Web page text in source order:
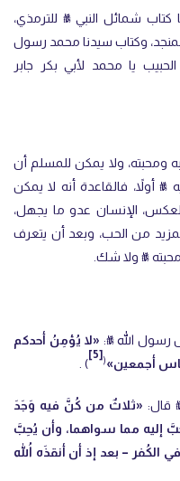
شمائل النبي ﷺ للترمذي،
وكتاب سيدنا محمد رسول
يا محمد لأبي بكر جابر
ومحبته، ولا يمكن للمسلم أن
أولاً، فالقاعدة أنه لا يمكن
الإنسان عدو ما يجهل،
من الحب، وبعد أن يتعرف
ﷺ ولا شك.
رسول الله ﷺ: «لا يُؤمِنُ أحدكم
أجمعين»(
[5]
) .
قال:«ثلاثٌ من كُنَّ فيه وَجَدَ
إليه مما سواهما، وأن يُحِبَّ
الكُفر – بعد إذ أن أنقذَه اللهُ